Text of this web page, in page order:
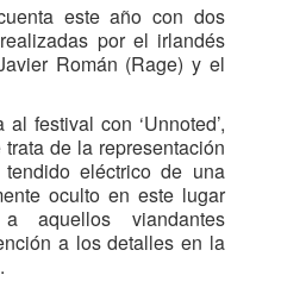
este año con dos
por el irlandés
Román (Rage) y el
festival con ‘Unnoted’,
de la representación
eléctrico de una
oculto en este lugar
aquellos viandantes
a los detalles en la